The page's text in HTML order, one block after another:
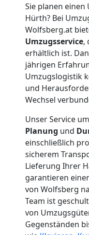
Sie planen
Hürth? Bei
Wolfsberg.at
Umzugsservice,
erhältlich ist.
jährigen
Umzugslogistik
und
Wechsel
Unser Service
Planung und
einschließlich
sicherem
Lieferung Ihrer
garantieren
von Wolfsberg
Team ist
von
Gegenständen